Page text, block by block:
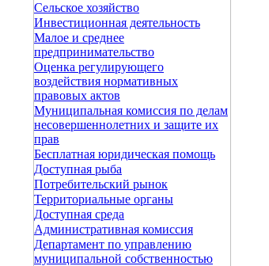
Сельское хозяйство
Инвестиционная деятельность
Малое и среднее
предпринимательство
Оценка регулирующего
воздействия нормативных
правовых актов
Муниципальная комиссия по делам
несовершеннолетних и защите их
прав
Бесплатная юридическая помощь
Доступная рыба
Потребительский рынок
Территориальные органы
Доступная среда
Административная комиссия
Департамент по управлению
муниципальной собственностью